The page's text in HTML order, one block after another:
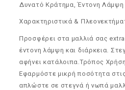
Δυνατό Κράτημα, Έντονη Λάμψη
Χαρακτηριστικά &
Προσφέρει στα μαλλιά σας
έντονη λάμψη και διάρκεια.
αφήνει κατάλοιπα.Τρόπος
Εφαρμόστε μικρή ποσότητα
απλώστε σε στεγνά ή νωπά